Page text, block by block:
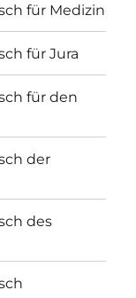
für Medizin
für Jura
für den
der
des